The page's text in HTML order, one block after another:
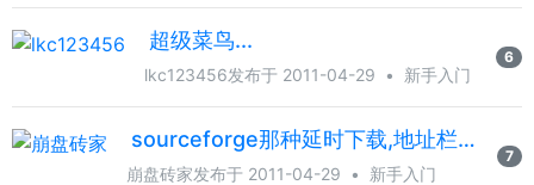
超级菜鸟...
lkc123456发布于 2011-04-29 • 新手入门
6
sourceforge那种延时下载,地址栏保持不变是怎么做的?
崩盘砖家发布于 2011-04-29 • 新手入门
7